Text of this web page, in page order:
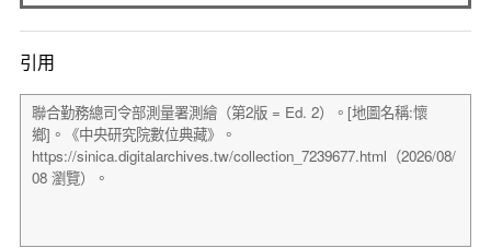
引用